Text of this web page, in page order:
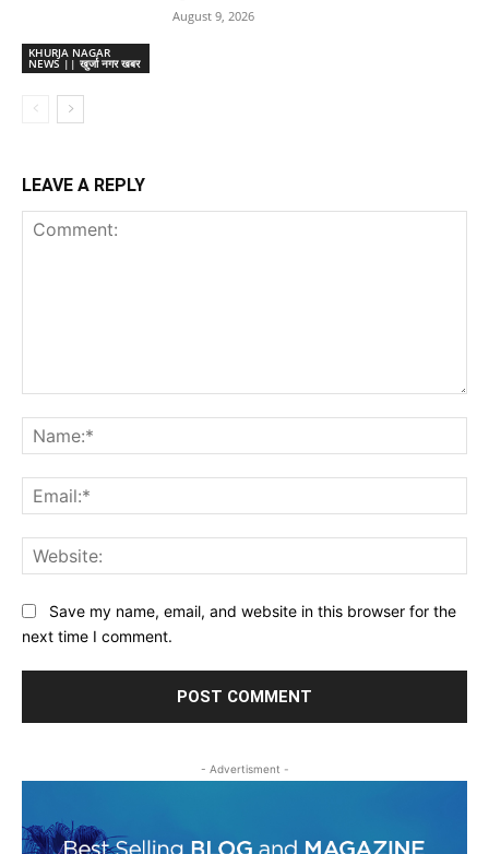
KHURJA NAGAR
NEWS || खुर्जा नगर खबर
August 9, 2026
LEAVE A REPLY
Save my name, email, and website in this browser for the
next time I comment.
- Advertisment -